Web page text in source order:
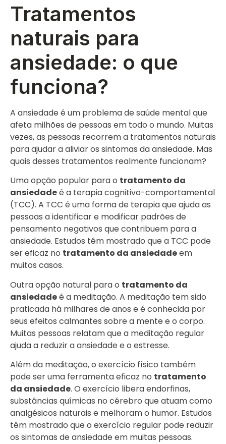
Tratamentos
naturais para
ansiedade: o que
funciona?
A ansiedade é um problema de saúde mental que
afeta milhões de pessoas em todo o mundo. Muitas
vezes, as pessoas recorrem a tratamentos naturais
para ajudar a aliviar os sintomas da ansiedade. Mas
quais desses tratamentos realmente funcionam?
Uma opção popular para o tratamento da
ansiedadeé a terapia cognitivo-comportamental
(TCC). A TCC é uma forma de terapia que ajuda as
pessoas a identificar e modificar padrões de
pensamento negativos que contribuem para a
ansiedade. Estudos têm mostrado que a TCC pode
ser eficaz no tratamento da ansiedadeem
muitos casos.
Outra opção natural para o tratamento da
ansiedadeé a meditação. A meditação tem sido
praticada há milhares de anos e é conhecida por
seus efeitos calmantes sobre a mente e o corpo.
Muitas pessoas relatam que a meditação regular
ajuda a reduzir a ansiedade e o estresse.
Além da meditação, o exercício físico também
pode ser uma ferramenta eficaz no tratamento
da ansiedade. O exercício libera endorfinas,
substâncias químicas no cérebro que atuam como
analgésicos naturais e melhoram o humor. Estudos
têm mostrado que o exercício regular pode reduzir
os sintomas de ansiedade em muitas pessoas.